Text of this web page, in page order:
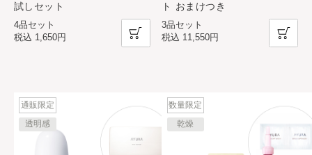
試しセット
4品セット
税込 1,650円
ト おまけつき
3品セット
税込 11,550円
通販限定
透明感
数量限定
乾燥